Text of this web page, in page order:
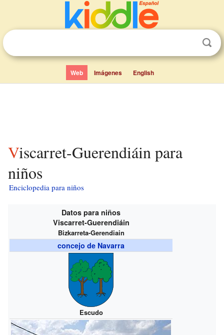
Web Imágenes English
Viscarret-Guerendiáin para
niños
Enciclopedia para niños
Datos para niños
Viscarret-Guerendiáin
Bizkarreta-Gerendiain
concejo de Navarra
Escudo